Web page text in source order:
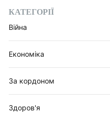
КАТЕГОРІЇ
Війна
Економіка
За кордоном
Здоров'я